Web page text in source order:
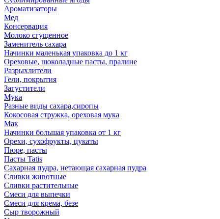
Ароматизаторы
Мед
Консервация
Молоко сгущенное
Заменитель сахара
Начинки маленькая упаковка до 1 кг
Ореховые, шоколадные пасты, пралине
Разрыхлители
Гели, покрытия
Загустители
Мука
Разные виды сахара,сиропы
Кокосовая стружка, ореховая мука
Мак
Начинки большая упаковка от 1 кг
Орехи, сухофрукты, цукаты
Пюре, пасты
Пасты Tatis
Сахарная пудра, нетающая сахарная пудра
Сливки животные
Сливки растительные
Смеси для выпечки
Смеси для крема, безе
Сыр творожный